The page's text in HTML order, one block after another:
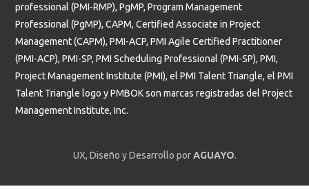
professional (PMI-RMP), PgMP, Program Management
Professional (PgMP), CAPM, Certified Associate in Project
Management (CAPM), PMI-ACP, PMI Agile Certified Practitioner
(PMI-ACP), PMI-SP, PMI Scheduling Professional (PMI-SP), PMI,
Project Management Institute (PMI), el PMI Talent Triangle, el PMI
Talent Triangle logo y PMBOK son marcas registradas del Project
Management Institute, Inc.
UX, Diseño y Desarrollo porAGUAYO.